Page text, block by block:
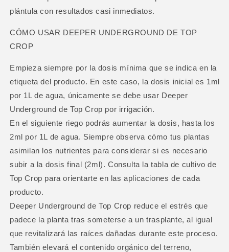
plántula con resultados casi inmediatos.
CÓMO USAR DEEPER UNDERGROUND DE TOP
CROP
Empieza siempre por la dosis mínima que se indica en la
etiqueta del producto. En este caso, la dosis inicial es 1ml
por 1L de agua, únicamente se debe usar Deeper
Underground de Top Crop por irrigación.
En el siguiente riego podrás aumentar la dosis, hasta los
2ml por 1L de agua. Siempre observa cómo tus plantas
asimilan los nutrientes para considerar si es necesario
subir a la dosis final (2ml). Consulta la tabla de cultivo de
Top Crop para orientarte en las aplicaciones de cada
producto.
Deeper Underground de Top Crop reduce el estrés que
padece la planta tras someterse a un trasplante, al igual
que revitalizará las raíces dañadas durante este proceso.
También elevará el contenido orgánico del terreno,